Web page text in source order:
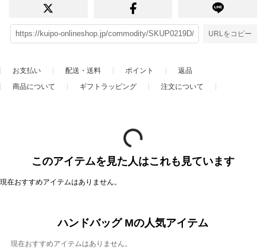
URLをコピー
お支払い 配送・送料 ポイント
返品
商品について
ギフトラッピング 注文について
このアイテムを見た人はこれも見ています
現在おすすめアイテムはありません。
ハンドバッグ Mの人気アイテム
現在おすすめアイテムはありません。